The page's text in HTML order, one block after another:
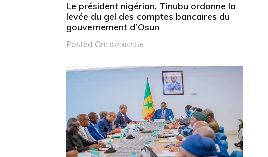
Le président nigérian, Tinubu ordonne la
levée du gel des comptes bancaires du
gouvernement d’Osun
Posted On: 07/08/2026